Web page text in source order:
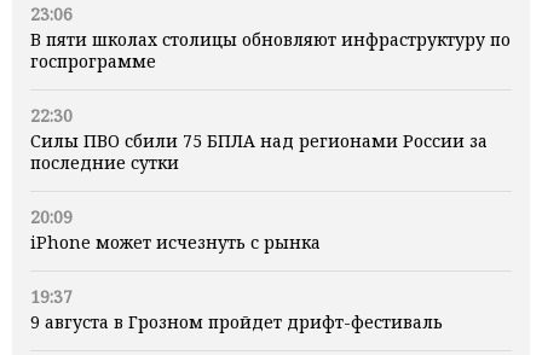
23:06
В пяти школах столицы обновляют инфраструктуру по
госпрограмме
22:30
Силы ПВО сбили 75 БПЛА над регионами России за
последние сутки
20:09
iPhone может исчезнуть с рынка
19:37
9 августа в Грозном пройдет дрифт-фестиваль